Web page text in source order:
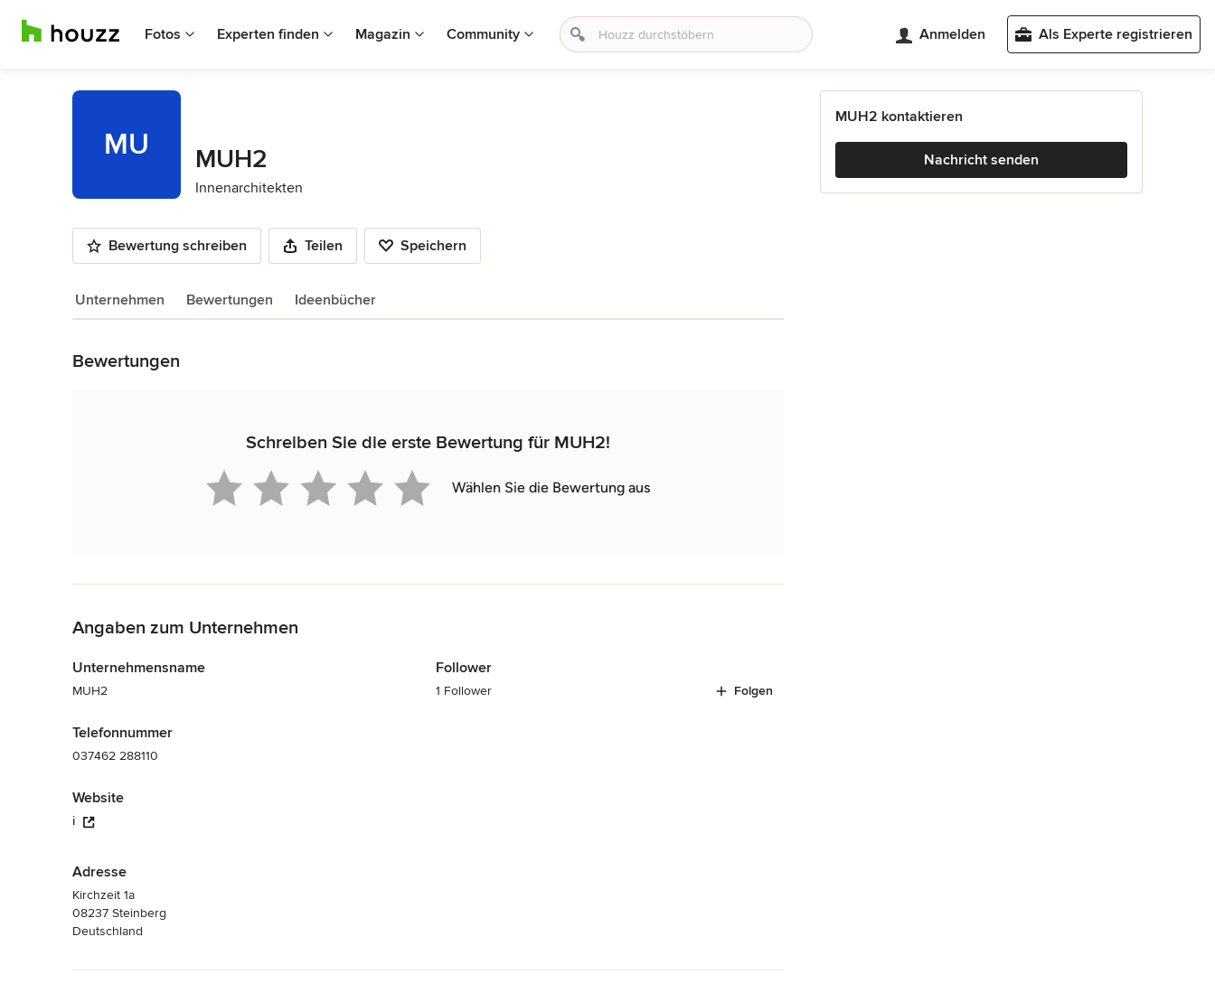
Fotos Experten finden Magazin Community Anmelden Als Experte registrieren
MU MUH2
Innenarchitekten
Bewertung schreiben Teilen Speichern
Unternehmen Bewertungen Ideenbücher
Bewertungen
Schreiben Sie die erste Bewertung für MUH2!
Wählen Sie die Bewertung aus
Angaben zum Unternehmen
Unternehmensname
MUH2
Telefonnummer
037462 288110
Website
i
Adresse
Kirchzeit 1a
08237 Steinberg
Deutschland
Follower
1 Follower Folgen
MUH2 kontaktieren
Nachricht senden